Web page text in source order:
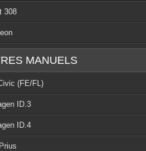
308
MANUELS
(FE/FL)
ID.3
ID.4